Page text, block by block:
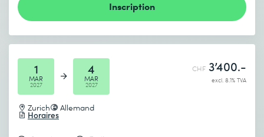
Inscription
1
MAR
2027
4
MAR
2027
Zurich Allemand
Horaires
CHF 3’400.-
excl. 8.1% TVA